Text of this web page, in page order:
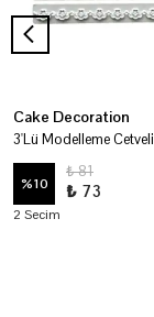
Cake Decoration
3'Lü Modelleme Cetveli
%10
₺ 81
₺ 73
2 Secim